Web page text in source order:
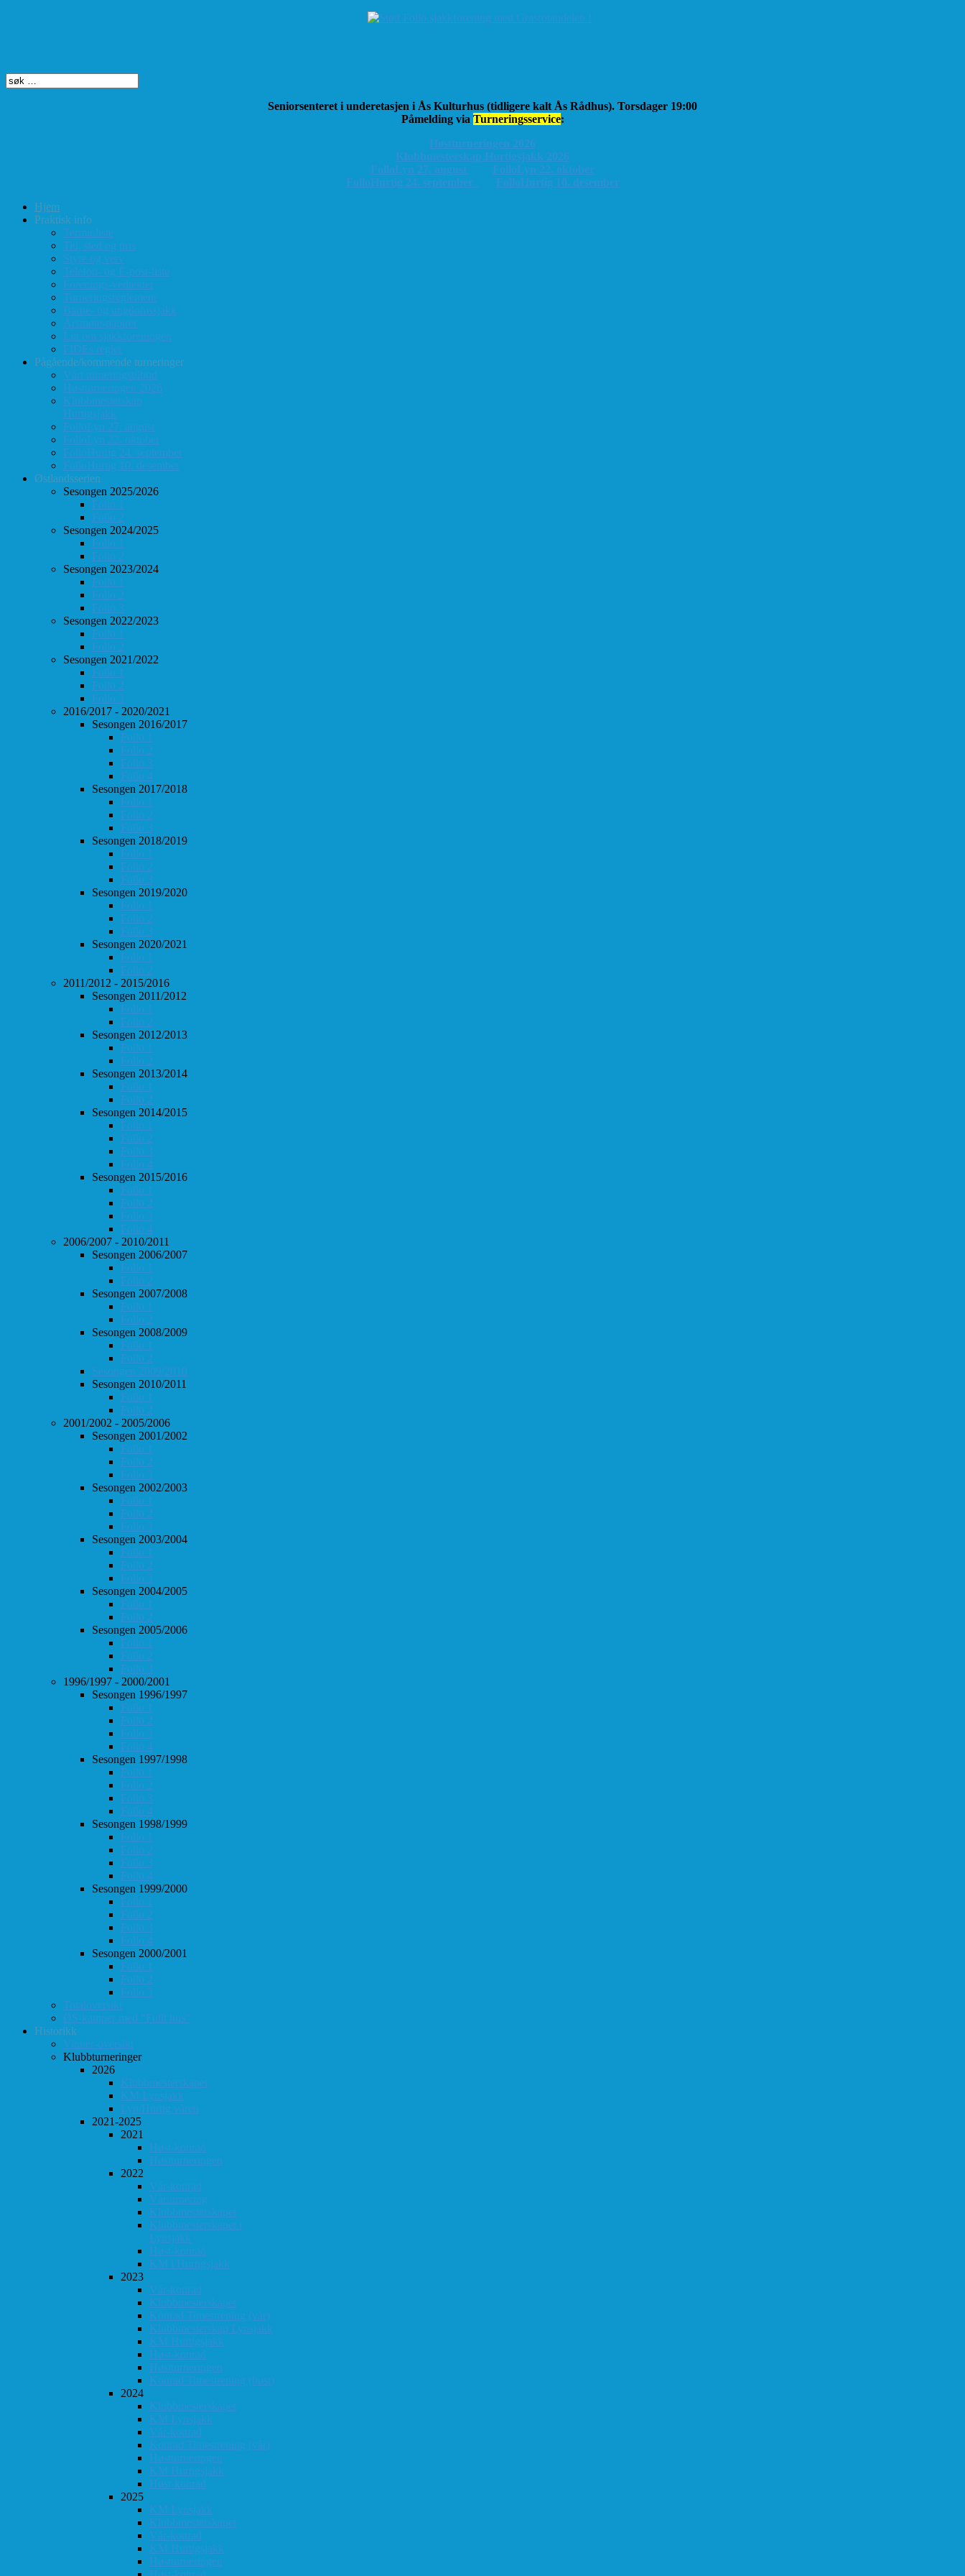
Seniorsenteret i underetasjen i Ås Kulturhus (tidligere kalt Ås Rådhus). Torsdager 19:00
Påmelding via Turneringsservice:
Høstturneringen 2026
Klubbmesterskap Hurtigsjakk 2026
FolloLyn 27. august
FolloLyn 22. oktober
FolloHurtig 24. september
FolloHurtig 10. desember
Hjem
Praktisk info
Terminliste
Tid, sted og pris
Styre og verv
Telefon- og E-post-liste
Forenings-vedtekter
Turneringsreglement
Barne- og ungdomssjakk
Årsmøte-papirer
Litt om sjakkforeningen
FIDEs regler
Pågående/kommende turneringer
Vårt turneringstilbud
Høstturneringen 2026
Klubbmesterskap
Hurtigsjakk
FolloLyn 27. august
FolloLyn 22. oktober
FolloHurtig 24. september
FolloHurtig 10. desember
Østlandsserien
Sesongen 2025/2026
Follo 1
Follo 2
Sesongen 2024/2025
Follo 1
Follo 2
Sesongen 2023/2024
Follo 1
Follo 2
Follo 3
Sesongen 2022/2023
Follo 1
Follo 2
Sesongen 2021/2022
Follo 1
Follo 2
Follo 3
2016/2017 - 2020/2021
Sesongen 2016/2017
Follo 1
Follo 2
Follo 3
Follo 4
Sesongen 2017/2018
Follo 1
Follo 2
Follo 3
Sesongen 2018/2019
Follo 1
Follo 2
Follo 3
Sesongen 2019/2020
Follo 1
Follo 2
Follo 3
Sesongen 2020/2021
Follo 1
Follo 2
2011/2012 - 2015/2016
Sesongen 2011/2012
Follo 1
Follo 2
Sesongen 2012/2013
Follo 1
Follo 2
Sesongen 2013/2014
Follo 1
Follo 2
Sesongen 2014/2015
Follo 1
Follo 2
Follo 3
Follo 4
Sesongen 2015/2016
Follo 1
Follo 2
Follo 3
Follo 4
2006/2007 - 2010/2011
Sesongen 2006/2007
Follo 1
Follo 2
Sesongen 2007/2008
Follo 1
Follo 2
Sesongen 2008/2009
Follo 1
Follo 2
Sesongen 2009/2010
Sesongen 2010/2011
Follo 1
Follo 2
2001/2002 - 2005/2006
Sesongen 2001/2002
Follo 1
Follo 2
Follo 3
Sesongen 2002/2003
Follo 1
Follo 2
Follo 3
Sesongen 2003/2004
Follo 1
Follo 2
Follo 3
Sesongen 2004/2005
Follo 1
Follo 2
Sesongen 2005/2006
Follo 1
Follo 2
Follo 3
1996/1997 - 2000/2001
Sesongen 1996/1997
Follo 1
Follo 2
Follo 3
Follo 4
Sesongen 1997/1998
Follo 1
Follo 2
Follo 3
Follo 4
Sesongen 1998/1999
Follo 1
Follo 2
Follo 3
Follo 4
Sesongen 1999/2000
Follo 1
Follo 2
Follo 3
Follo 4
Sesongen 2000/2001
Follo 1
Follo 2
Follo 3
Totaloversikt
ØS-kamper med "Fullt hus"
Historikk
Vinner-oversikt
Klubbturneringer
2026
Klubbmesterskapet
KM Lynsjakk
Lyn/Hurtig våren
2021-2025
2021
Høst-konrad
Høstturneringen
2022
Vår-konrad
Vårturnering
Klubbmesterskapet
Klubbmesterskapet i
Lynsjakk
Høst-konrad
KM i Hurtigsjakk
2023
Vår-konrad
Klubbmesterskapet
Konrad Timestrening (vår)
Klubbmesterskap Lynsjakk
KM Hurtigsjakk
Høst-konrad
Høstturneringen
Konrad Timestrening (høst)
2024
Klubbmesterskapet
KM Lynsjakk
Vår-konrad
Konrad Timestrening (vår)
Høstturneringen
KM Hurtigsjakk
Høst-konrad
2025
KM Lynsjakk
Klubbmesterskapet
Vår-konrad
KM Hurtigsjakk
Høstturneringen